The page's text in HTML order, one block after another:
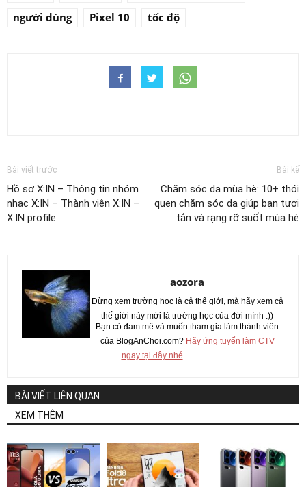
người dùng
Pixel 10 tốc độ
Bài viết trước
Hồ sơ X:IN – Thông tin nhóm
nhạc X:IN – Thành viên X:IN –
X:IN profile
Bài kế
Chăm sóc da mùa hè: 10+ thói
quen chăm sóc da giúp bạn tươi
tắn và rạng rỡ suốt mùa hè
aozora
Đừng xem trường học là cả thế giới, mà hãy xem cả
thế giới này mới là trường học của đời mình :))
Bạn có đam mê và muốn tham gia làm thành viên
của BlogAnChoi.com? Hãy ứng tuyển làm CTV
ngay tại đây nhé
BÀI VIẾT LIÊN QUAN
XEM THÊM